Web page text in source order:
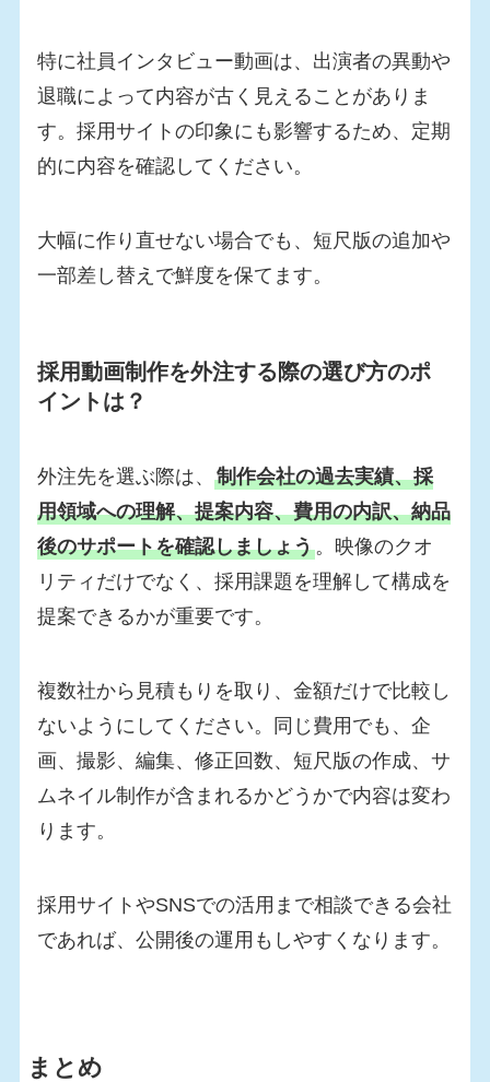
特に社員インタビュー動画は、出演者の異動や
退職によって内容が古く見えることがありま
す。採用サイトの印象にも影響するため、定期
的に内容を確認してください。
大幅に作り直せない場合でも、短尺版の追加や
一部差し替えで鮮度を保てます。
採用動画制作を外注する際の選び方のポ
イントは？
外注先を選ぶ際は、制作会社の過去実績、採
用領域への理解、提案内容、費用の内訳、納品
後のサポートを確認しましょう。映像のクオ
リティだけでなく、採用課題を理解して構成を
提案できるかが重要です。
複数社から見積もりを取り、金額だけで比較し
ないようにしてください。同じ費用でも、企
画、撮影、編集、修正回数、短尺版の作成、サ
ムネイル制作が含まれるかどうかで内容は変わ
ります。
採用サイトやSNSでの活用まで相談できる会社
であれば、公開後の運用もしやすくなります。
まとめ